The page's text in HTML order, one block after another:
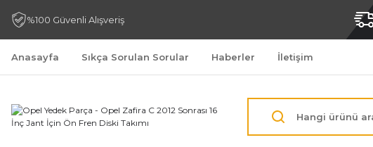
%100 Güvenli Alışveriş
Anasayfa Sıkça Sorulan Sorular Haberler İletişim